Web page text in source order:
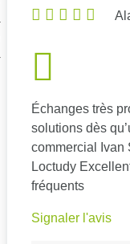
Échanges très
solutions dès
commercial Ivan
Loctudy
fréquents
Signaler l'avis